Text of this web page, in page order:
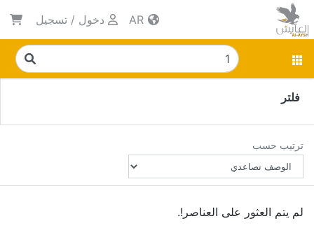
دخول / تسجيل
فلتر
ترتيب حسب
لم يتم العثور على العناصر!.